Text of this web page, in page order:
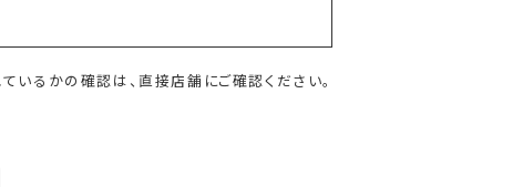
いるかの確認は、直接店舗にご確認ください。